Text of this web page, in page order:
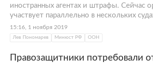
иностранных агентах и штрафы. Сейчас
участвует параллельно в нескольких
15:16, 1 ноября 2019
Лев Пономарев Минюст РФ ООН
Правозащитники потребовали